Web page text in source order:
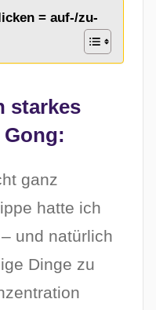
= auf-/zu-
starkes
ganz
hatte ich
und natürlich
Dinge zu